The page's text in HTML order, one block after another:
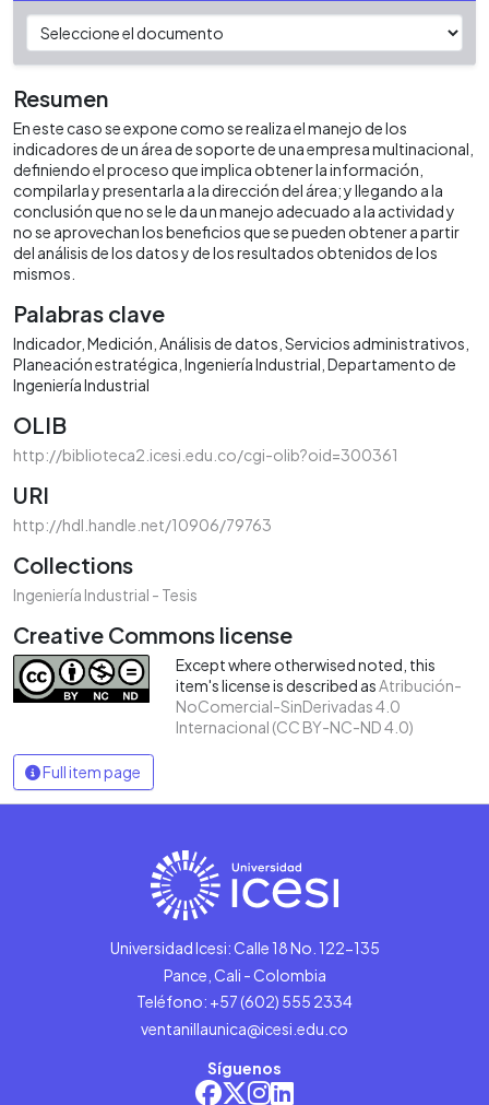
Resumen
En este caso se expone como se realiza el manejo de los
indicadores de un área de soporte de una empresa multinacional,
definiendo el proceso que implica obtener la información,
compilarla y presentarla a la dirección del área; y llegando a la
conclusión que no se le da un manejo adecuado a la actividad y
no se aprovechan los beneficios que se pueden obtener a partir
del análisis de los datos y de los resultados obtenidos de los
mismos.
Palabras clave
Indicador Medición Análisis de datos Servicios administrativos
Planeación estratégica Ingeniería Industrial Departamento de
Ingeniería Industrial
OLIB
http://biblioteca2.icesi.edu.co/cgi-olib?oid=300361
URI
http://hdl.handle.net/10906/79763
Collections
Ingeniería Industrial - Tesis
Creative Commons license
Except where otherwised noted, this
item's license is described asAtribución-
NoComercial-SinDerivadas 4.0
Internacional (CC BY-NC-ND 4.0)
Full item page
Universidad Icesi: Calle 18 No. 122-135
Pance, Cali - Colombia
Teléfono: +57 (602) 555 2334
ventanillaunica@icesi.edu.co
Síguenos